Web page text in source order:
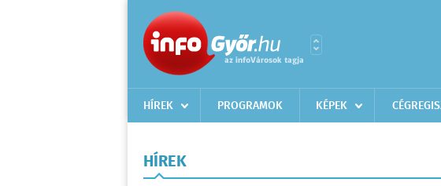
HÍREK PROGRAMOK KÉPEK
HÍREK